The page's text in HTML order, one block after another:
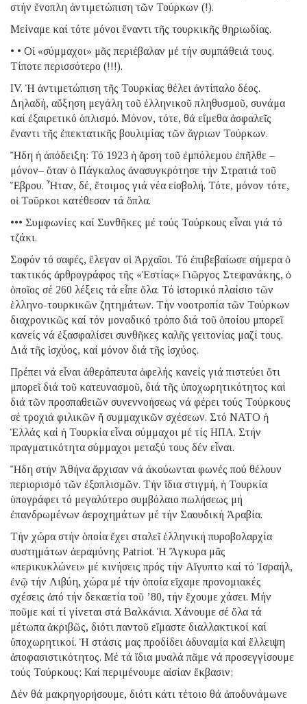
στήν ἔνοπλη ἀντιμετώπιση τῶν Τούρκων (!).
Μείναμε καί τότε μόνοι ἔναντι τῆς τουρκικῆς θηριωδίας.
• • Οἱ «σύμμαχοι» μᾶς περιέβαλαν μέ τήν συμπάθειά τους.
Τίποτε περισσότερο (!!!).
ΙV. Ἡ ἀντιμετώπιση τῆς Τουρκίας θέλει ἀντίπαλο δέος.
Δηλαδή, αὔξηση μεγάλη τοῦ ἑλληνικοῦ πληθυσμοῦ, συνάμα
καί ἐξαιρετικό ὁπλισμό. Μόνον, τότε, θά εἴμεθα ἀσφαλεῖς
ἔναντι τῆς ἐπεκτατικῆς βουλιμίας τῶν ἄγριων Τούρκων.
Ἤδη ἡ ἀπόδειξη: Τό 1923 ἡ ἄρση τοῦ ἐμπόλεμου ἐπῆλθε –
μόνον– ὅταν ὁ Πάγκαλος ἀνασυγκρότησε τήν Στρατιά τοῦ
Ἕβρου. Ἦταν, δέ, ἕτοιμος γιά νέα εἰσβολή. Τότε, μόνον τότε,
οἱ Τοῦρκοι κατέθεσαν τά ὅπλα.
••• Συμφωνίες καί Συνθῆκες μέ τούς Τούρκους εἶναι γιά τό
τζάκι.
Σοφόν τό σαφές, ἔλεγαν οἱ Ἀρχαῖοι. Τό ἐπιβεβαίωσε σήμερα ὁ
τακτικός ἀρθρογράφος τῆς «Ἑστίας» Γιῶργος Στεφανάκης, ὁ
ὁποῖος σέ 260 λέξεις τά εἶπε ὅλα. Τό ἱστορικό πλαίσιο τῶν
ἑλληνο-τουρκικῶν ζητημάτων. Τήν νοοτροπία τῶν Τούρκων
διαχρονικῶς καί τόν μοναδικό τρόπο διά τοῦ ὁποίου μπορεῖ
κανείς νά ἐξασφαλίσει συνθῆκες καλῆς γειτονίας μαζί τους.
Διά τῆς ἰσχύος, καί μόνον διά τῆς ἰσχύος.
Πρέπει νά εἶναι ἀθεράπευτα ἀφελής κανείς γιά πιστεύει ὅτι
μπορεῖ διά τοῦ κατευνασμοῦ, διά τῆς ὑποχωρητικότητος καί
διά τῶν προσπαθειῶν συνεννοήσεως νά φέρει τούς Τούρκους
σέ τροχιά φιλικῶν ἤ συμμαχικῶν σχέσεων. Στό ΝΑΤΟ ἡ
Ἑλλάς καί ἡ Τουρκία εἶναι σύμμαχοι μέ τίς ΗΠΑ. Στήν
πραγματικότητα σύμμαχοι μεταξύ τους δέν εἶναι.
Ἤδη στήν Ἀθήνα ἄρχισαν νά ἀκούωνται φωνές πού θέλουν
περιορισμό τῶν ἐξοπλισμῶν. Τήν ἴδια στιγμή, ἡ Τουρκία
ὑπογράφει τό μεγαλύτερο συμβόλαιο πωλήσεως μή
ἐπανδρωμένων ἀεροχημάτων μέ τήν Σαουδική Ἀραβία.
Τήν χώρα στήν ὁποία ἔχει σταλεῖ ἑλληνική πυροβολαρχία
συστημάτων ἀεραμύνης Patriot. Ἡ Ἄγκυρα μᾶς
«περικυκλώνει» μέ κινήσεις πρός τήν Αἴγυπτο καί τό Ἰσραήλ,
ἐνῷ τήν Λιβύη, χώρα μέ τήν ὁποία εἴχαμε προνομιακές
σχέσεις ἀπό τήν δεκαετία τοῦ ’80, τήν ἔχουμε χάσει. Μήν
ποῦμε καί τί γίνεται στά Βαλκάνια. Χάνουμε σέ ὅλα τά
μέτωπα ἀκριβῶς, διότι παντοῦ εἴμαστε διαλλακτικοί καί
ὑποχωρητικοί. Ἡ στάσις μας προδίδει ἀδυναμία καί ἔλλειψη
ἀποφασιστικότητος. Μέ τά ἴδια μυαλά πᾶμε νά προσεγγίσουμε
τούς Τούρκους; Καί περιμένουμε αἰσίαν ἔκβασιν;
Δέν θά μακρηγορήσουμε, διότι κάτι τέτοιο θά ἀποδυνάμωνε